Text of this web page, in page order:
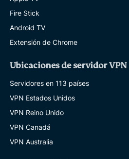
Fire Stick
Android TV
Extensión de Chrome
Ubicaciones de servidor VPN
Servidores en 113 países
VPN Estados Unidos
VPN Reino Unido
VPN Canadá
VPN Australia